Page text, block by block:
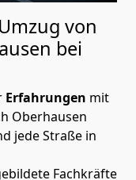
von
bei
Erfahrungen mit
Oberhausen
jede Straße in
Fachkräfte